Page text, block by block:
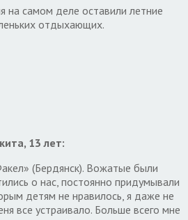
на самом деле оставили летние
отдыхающих.
13 лет:
(Бердянск). Вожатые были
о нас, постоянно придумывали
детям не нравилось, я даже не
все устраивало. Больше всего мне